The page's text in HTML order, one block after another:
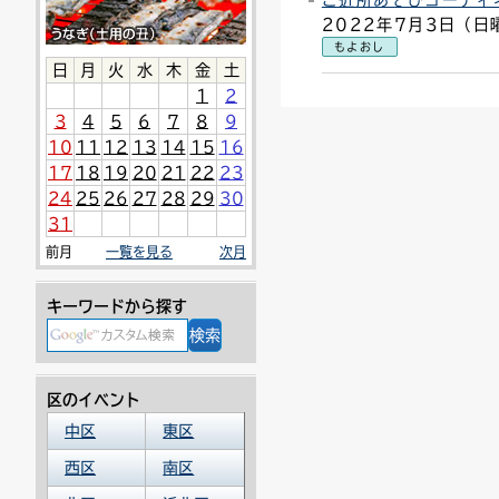
連絡ごみ
ユニバーサルデザイン
日 月 火 水 木 金
土
1
2
3
4 5 6 7 8
9
10 11 12 13 14 15 16
17 18 19 20 21 22 23
24 25 26 27 28 29 30
31
前月 一覧を見る 次月
キーワードから探す
区のイベント
中区
東区
西区 南区
2022年7月3日（日
もよおし